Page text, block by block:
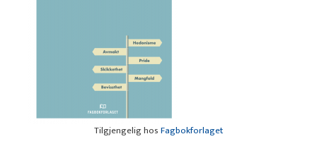
Tilgjengelig hosFagbokforlaget